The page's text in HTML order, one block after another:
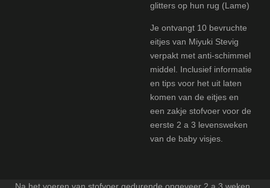
glitters op hun rug (Lame)
Je ontvangt 10 bevruchte
eitjes van Miyuki Stevig
verpakt met anti-schimmel
middel. Inclusief informatie
en tips voor het uit laten
komen van de eitjes en
een zakje stofvoer voor de
eerste 2 a 3 levensweken
van de baby visjes.